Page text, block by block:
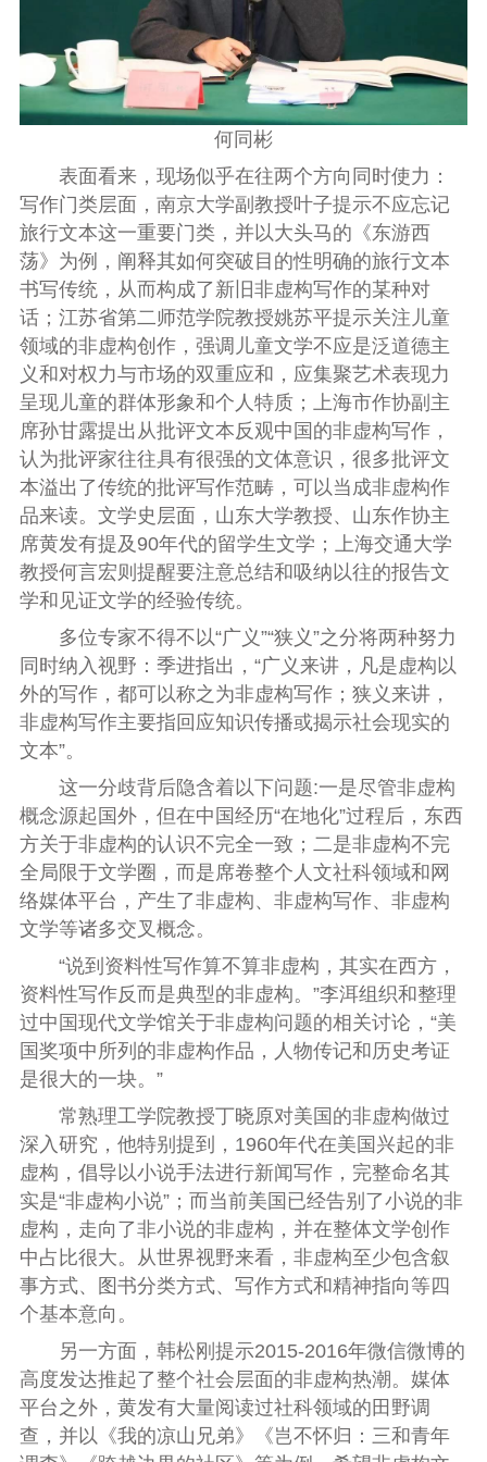
何同彬
表面看来，现场似乎在往两个方向同时使力：
写作门类层面，南京大学副教授叶子提示不应忘记
旅行文本这一重要门类，并以大头马的《东游西
荡》为例，阐释其如何突破目的性明确的旅行文本
书写传统， 从而构成了新旧非虚构写作的某种对
话；江苏省第二师范学院教授姚苏平提示关注儿童
领域的非虚构创作，强调儿童文学不应是泛道德主
义和对权力与市场的双重应和，应集聚艺术表现力
呈现儿童的群体形象和个人特质；上海市作协副主
席孙甘露提出从批评文本反观中国的非虚构写作，
认为批评家往往具有很强的文体意识，很多批评文
本溢出了传统的批评写作范畴，可以当成非虚构作
品来读。文学史层面，山东大学教授、山东作协主
席黄发有提及90年代的留学生文学；上海交通大学
教授何言宏则提醒要注意总结和吸纳以往的报告文
学和见证文学的经验传统。
多位专家不得不以“广义”“狭义”之分将两种努力
同时纳入视野：季进指出，“广义来讲，凡是虚构以
外的写作，都可以称之为非虚构写作；狭义来讲，
非虚构写作主要指回应知识传播或揭示社会现实的
文本”。
这一分歧背后隐含着以下问题:一是尽管非虚构
概念源起国外，但在中国经历“在地化”过程后，东西
方关于非虚构的认识不完全一致；二是非虚构不完
全局限于文学圈，而是席卷整个人文社科领域和网
络媒体平台，产生了非虚构、非虚构写作、非虚构
文学等诸多交叉概念。
“说到资料性写作算不算非虚构，其实在西方，
资料性写作反而是典型的非虚构。”李洱组织和整理
过中国现代文学馆关于非虚构问题的相关讨论，“美
国奖项中所列的非虚构作品，人物传记和历史考证
是很大的一块。”
常熟理工学院教授丁晓原对美国的非虚构做过
深入研究，他特别提到，1960年代在美国兴起的非
虚构，倡导以小说手法进行新闻写作，完整命名其
实是“非虚构小说”；而当前美国已经告别了小说的非
虚构，走向了非小说的非虚构，并在整体文学创作
中占比很大。从世界视野来看，非虚构至少包含叙
事方式、图书分类方式、写作方式和精神指向等四
个基本意向。
另一方面，韩松刚提示2015-2016年微信微博的
高度发达推起了整个社会层面的非虚构热潮。媒体
平台之外，黄发有大量阅读过社科领域的田野调
查，并以《我的凉山兄弟》《岂不怀归：三和青年